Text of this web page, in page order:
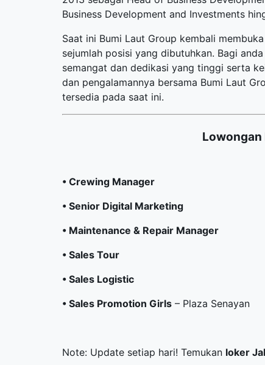
Business Development and Investments
Saat ini Bumi Laut Group kembali membuka
sejumlah posisi yang dibutuhkan. Bagi
semangat dan dedikasi yang tinggi serta
dan pengalamannya bersama Bumi Laut
tersedia pada saat ini.
Lowongan
• Crewing Manager
• Senior Digital Marketing
• Maintenance & Repair Manager
• Sales Tour
• Sales Logistic
• Sales Promotion Girls – Plaza Senayan
Note: Update setiap hari! Temukan loker